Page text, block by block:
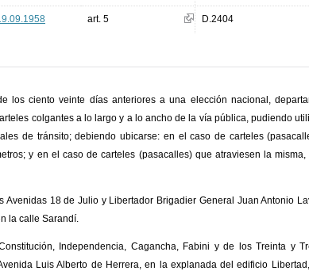
art. 5 D.2404
los ciento veinte días anteriores a una elección nacional,
colgantes a lo largo y a lo ancho de la vía pública, pudiendo
de tránsito; debiendo ubicarse: en el caso de carteles
y en el caso de carteles (pasacalles) que atraviesen la
Avenidas 18 de Julio y Libertador Brigadier General Juan Antonio
la calle Sarandí.
Independencia, Cagancha, Fabini y de los Treinta y
Luis Alberto de Herrera, en la explanada del edificio